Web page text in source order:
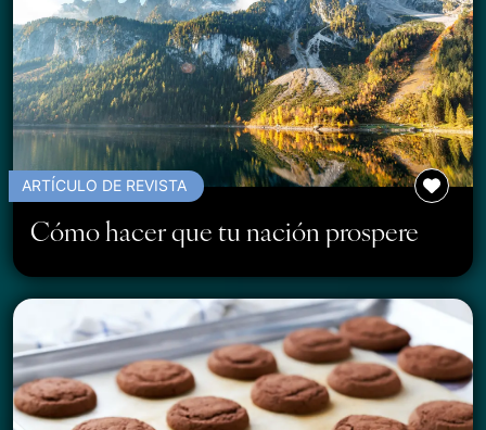
ARTÍCULO DE REVISTA
Cómo hacer que tu nación prospere